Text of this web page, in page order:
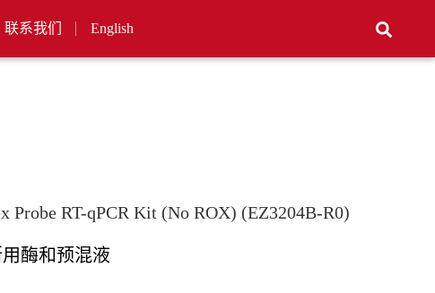
联系我们 English
Probe RT-qPCR Kit (No ROX) (EZ3204B-R0)
酶和预混液